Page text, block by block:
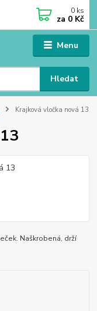
Menu
Hledat
0 ks
za 0 Kč
Krajková vločka nová 13
Naškrobená, drží